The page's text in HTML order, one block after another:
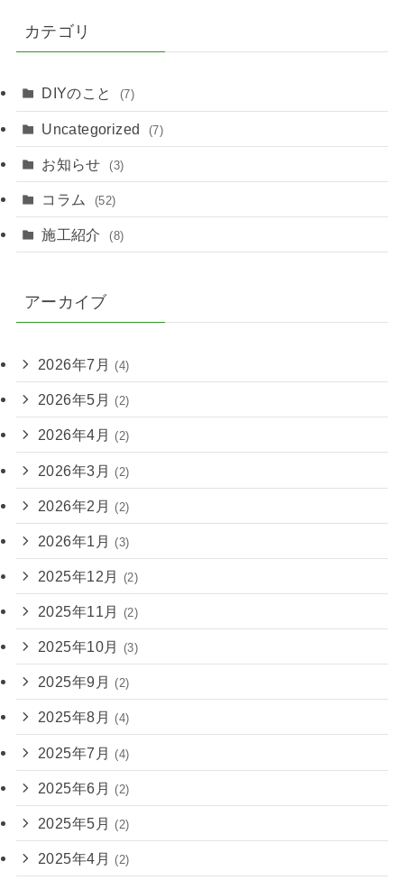
カテゴリ
DIYのこと (7)
Uncategorized (7)
お知らせ (3)
コラム (52)
施工紹介 (8)
アーカイブ
2026年7月 (4)
2026年5月 (2)
2026年4月 (2)
2026年3月 (2)
2026年2月 (2)
2026年1月 (3)
2025年12月 (2)
2025年11月 (2)
2025年10月 (3)
2025年9月 (2)
2025年8月 (4)
2025年7月 (4)
2025年6月 (2)
2025年5月 (2)
2025年4月 (2)